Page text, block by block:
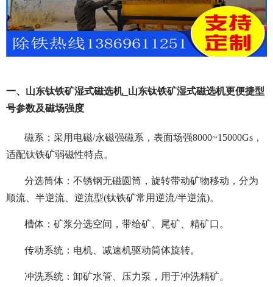
一、山东钛铁矿湿式磁选机_山东钛铁矿湿式磁选机更便捷型
号参数及磁场强度
磁系：采用电磁/永磁强磁系，表面场强8000~15000Gs，
适配钛铁矿弱磁性特点。
分选筒体：不锈钢无磁圆筒，旋转带动矿物移动，分为
顺流、半逆流、逆流型(钛铁矿常用逆流/半逆流)。
槽体：矿浆分选空间，带给矿、尾矿、精矿口。
传动系统：电机、减速机驱动筒体旋转。
冲洗系统：卸矿水管、压力泵，用于冲洗精矿。